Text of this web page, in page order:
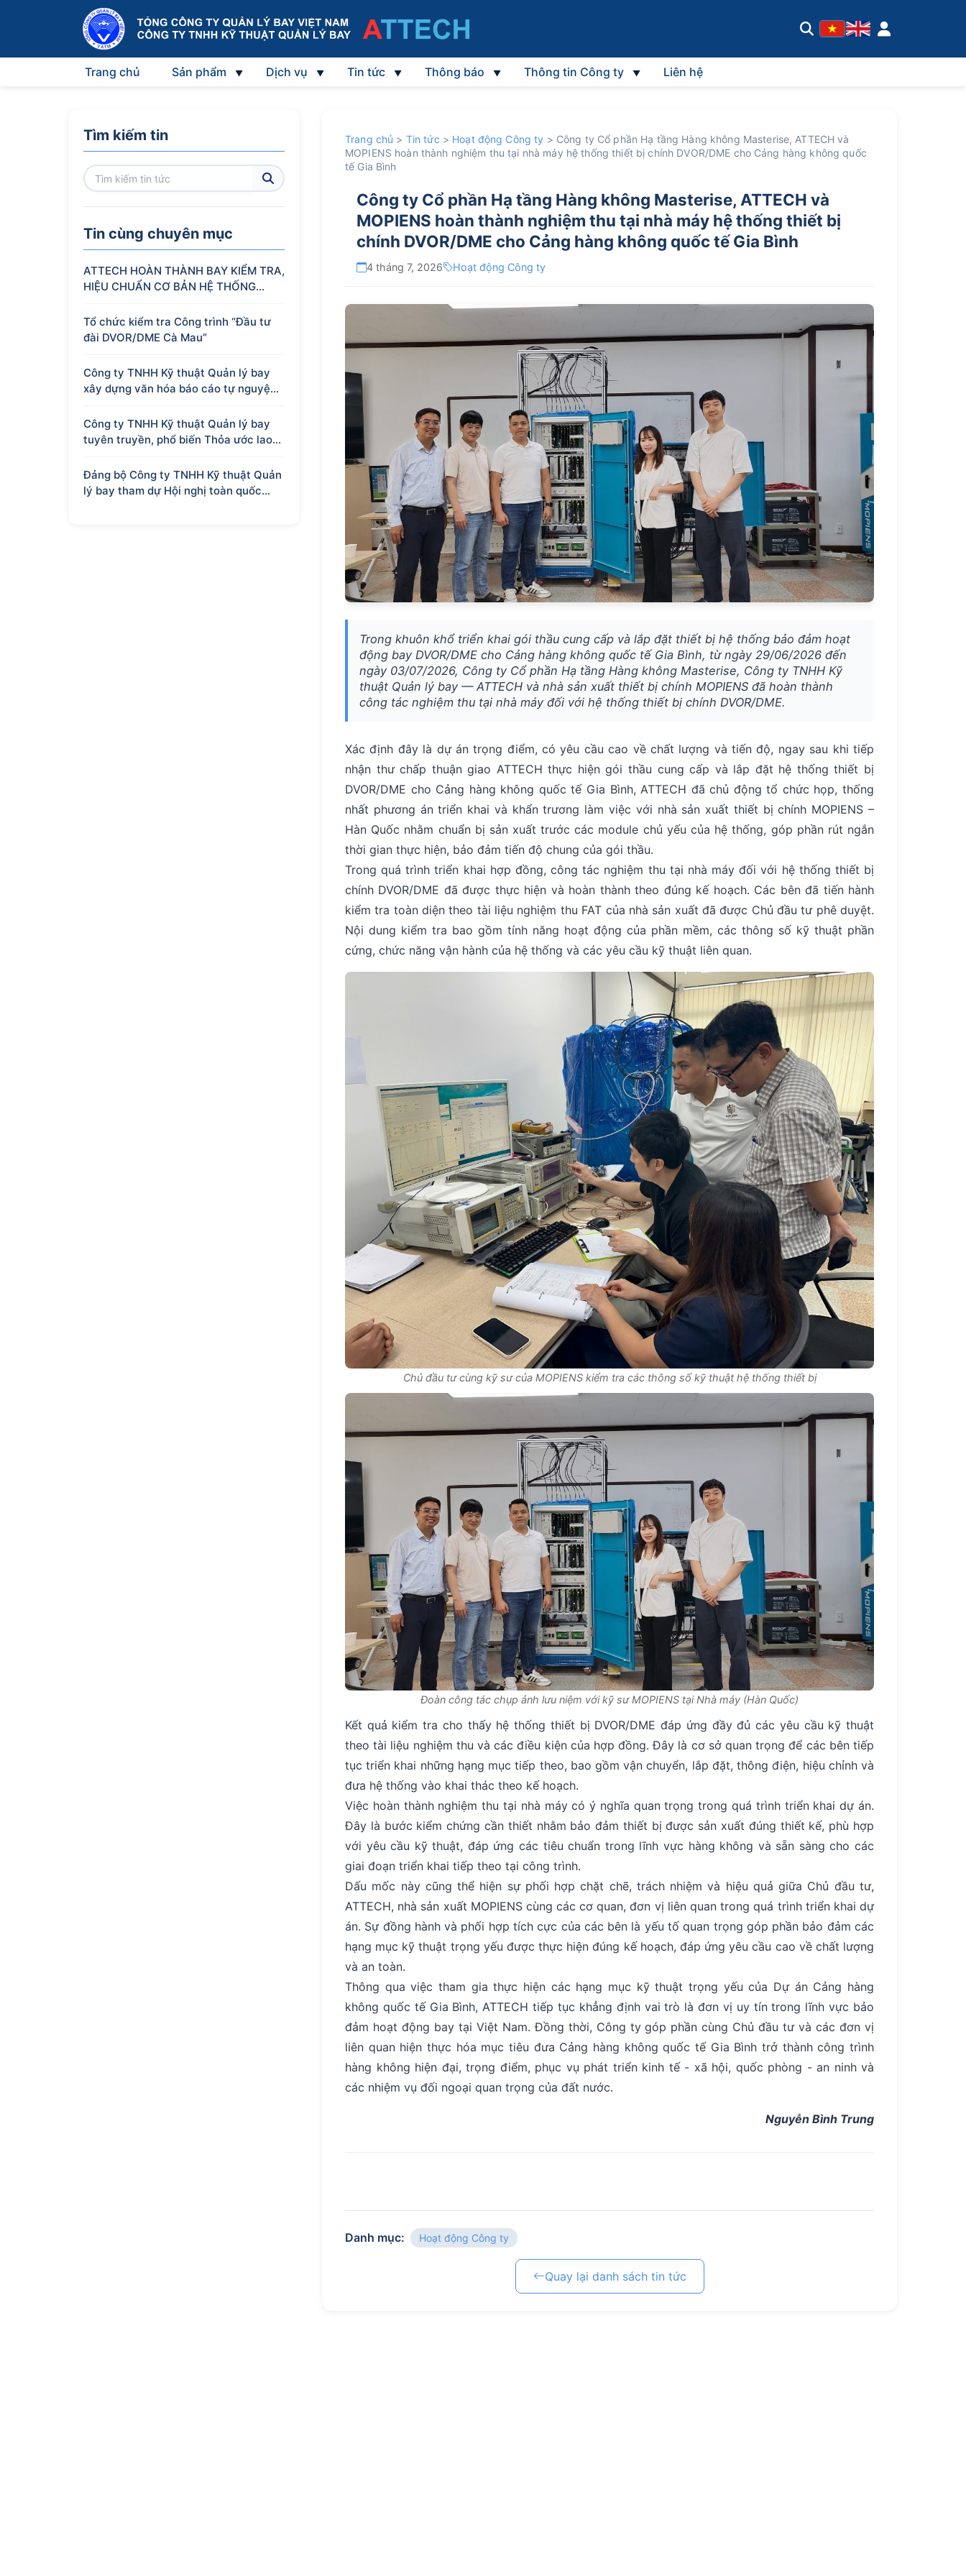
Trang chủ Sản phẩm Dịch vụ Tin tức Thông báo Thông tin Công ty Liên hệ
Tìm kiếm tin
Tin cùng chuyên mục
ATTECH HOÀN THÀNH BAY KIỂM TRA,
HIỆU CHUẨN CƠ BẢN HỆ THỐNG
KHAI THÁC
Tổ chức kiểm tra Công trình “Đầu tư
đài DVOR/DME Cà Mau”
Công ty TNHH Kỹ thuật Quản lý bay
xây dựng văn hóa báo cáo tự nguyện
lao động
Công ty TNHH Kỹ thuật Quản lý bay
tuyên truyền, phổ biến Thỏa ước lao
Đảng bộ Công ty TNHH Kỹ thuật Quản
lý bay tham dự Hội nghị toàn quốc
Trang chủ > Tin tức > Hoạt động Công ty > Công ty Cổ phần Hạ tầng Hàng không Masterise, ATTECH và
MOPIENS hoàn thành nghiệm thu tại nhà máy hệ thống thiết bị chính DVOR/DME cho Cảng hàng không quốc
tế Gia Bình
Công ty Cổ phần Hạ tầng Hàng không Masterise, ATTECH và
MOPIENS hoàn thành nghiệm thu tại nhà máy hệ thống thiết bị
chính DVOR/DME cho Cảng hàng không quốc tế Gia Bình
4 tháng 7, 2026 Hoạt động Công ty
Trong khuôn khổ triển khai gói thầu cung cấp và lắp đặt thiết bị hệ thống bảo đảm hoạt
động bay DVOR/DME cho Cảng hàng không quốc tế Gia Bình, từ ngày 29/06/2026 đến
ngày 03/07/2026, Công ty Cổ phần Hạ tầng Hàng không Masterise, Công ty TNHH Kỹ
thuật Quản lý bay — ATTECH và nhà sản xuất thiết bị chính MOPIENS đã hoàn thành
công tác nghiệm thu tại nhà máy đối với hệ thống thiết bị chính DVOR/DME.
Xác định đây là dự án trọng điểm, có yêu cầu cao về chất lượng và tiến độ, ngay sau khi tiếp
nhận thư chấp thuận giao ATTECH thực hiện gói thầu cung cấp và lắp đặt hệ thống thiết bị
DVOR/DME cho Cảng hàng không quốc tế Gia Bình, ATTECH đã chủ động tổ chức họp, thống
nhất phương án triển khai và khẩn trương làm việc với nhà sản xuất thiết bị chính MOPIENS –
Hàn Quốc nhằm chuẩn bị sản xuất trước các module chủ yếu của hệ thống, góp phần rút ngắn
thời gian thực hiện, bảo đảm tiến độ chung của gói thầu.
Trong quá trình triển khai hợp đồng, công tác nghiệm thu tại nhà máy đối với hệ thống thiết bị
chính DVOR/DME đã được thực hiện và hoàn thành theo đúng kế hoạch. Các bên đã tiến hành
kiểm tra toàn diện theo tài liệu nghiệm thu FAT của nhà sản xuất đã được Chủ đầu tư phê duyệt.
Nội dung kiểm tra bao gồm tính năng hoạt động của phần mềm, các thông số kỹ thuật phần
cứng, chức năng vận hành của hệ thống và các yêu cầu kỹ thuật liên quan.
Chủ đầu tư cùng kỹ sư của MOPIENS kiểm tra các thông số kỹ thuật hệ thống thiết bị
Đoàn công tác chụp ảnh lưu niệm với kỹ sư MOPIENS tại Nhà máy (Hàn Quốc)
Kết quả kiểm tra cho thấy hệ thống thiết bị DVOR/DME đáp ứng đầy đủ các yêu cầu kỹ thuật
theo tài liệu nghiệm thu và các điều kiện của hợp đồng. Đây là cơ sở quan trọng để các bên tiếp
tục triển khai những hạng mục tiếp theo, bao gồm vận chuyển, lắp đặt, thông điện, hiệu chỉnh và
đưa hệ thống vào khai thác theo kế hoạch.
Việc hoàn thành nghiệm thu tại nhà máy có ý nghĩa quan trọng trong quá trình triển khai dự án.
Đây là bước kiểm chứng cần thiết nhằm bảo đảm thiết bị được sản xuất đúng thiết kế, phù hợp
với yêu cầu kỹ thuật, đáp ứng các tiêu chuẩn trong lĩnh vực hàng không và sẵn sàng cho các
giai đoạn triển khai tiếp theo tại công trình.
Dấu mốc này cũng thể hiện sự phối hợp chặt chẽ, trách nhiệm và hiệu quả giữa Chủ đầu tư,
ATTECH, nhà sản xuất MOPIENS cùng các cơ quan, đơn vị liên quan trong quá trình triển khai dự
án. Sự đồng hành và phối hợp tích cực của các bên là yếu tố quan trọng góp phần bảo đảm các
hạng mục kỹ thuật trọng yếu được thực hiện đúng kế hoạch, đáp ứng yêu cầu cao về chất lượng
và an toàn.
Thông qua việc tham gia thực hiện các hạng mục kỹ thuật trọng yếu của Dự án Cảng hàng
không quốc tế Gia Bình, ATTECH tiếp tục khẳng định vai trò là đơn vị uy tín trong lĩnh vực bảo
đảm hoạt động bay tại Việt Nam. Đồng thời, Công ty góp phần cùng Chủ đầu tư và các đơn vị
liên quan hiện thực hóa mục tiêu đưa Cảng hàng không quốc tế Gia Bình trở thành công trình
hàng không hiện đại, trọng điểm, phục vụ phát triển kinh tế - xã hội, quốc phòng - an ninh và
các nhiệm vụ đối ngoại quan trọng của đất nước.
Nguyễn Bình Trung
Danh mục: Hoạt động Công ty
Quay lại danh sách tin tức